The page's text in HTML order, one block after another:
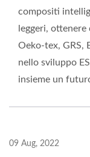
compositi
leggeri,
Oeko-tex, GRS,
nello sviluppo
insieme un
09 Aug, 2022